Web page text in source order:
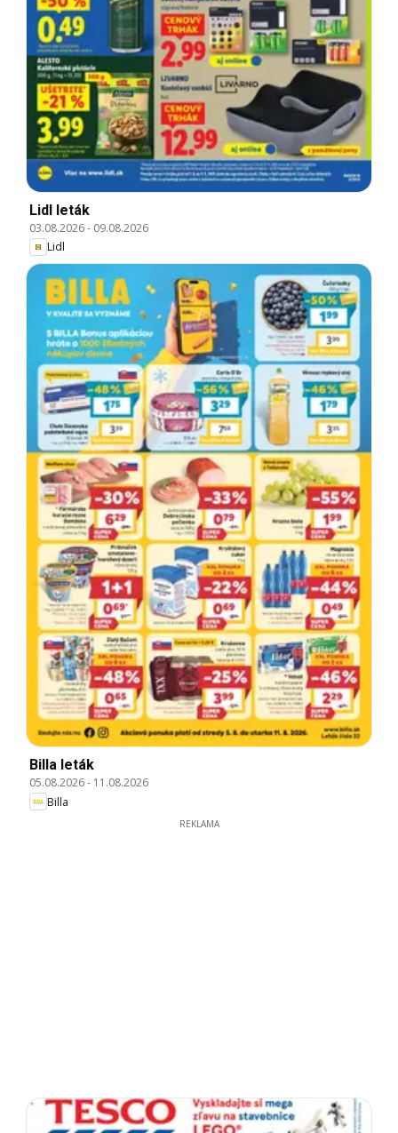
Lidl leták
03.08.2026- 09.08.2026
Lidl
Billa leták
05.08.2026- 11.08.2026
Billa
REKLAMA